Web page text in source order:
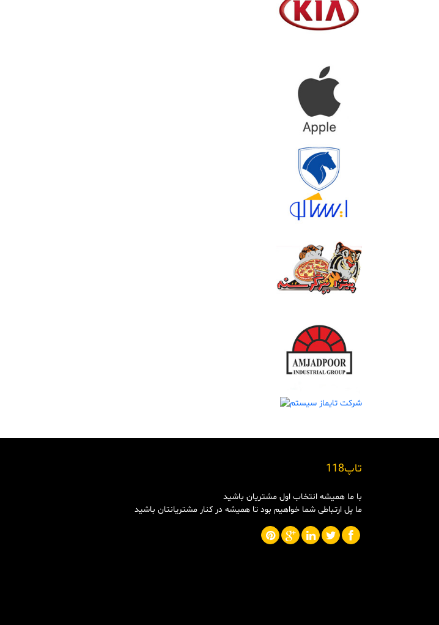
تاپ118
با ما همیشه انتخاب اول مشتریان باشید
ما پل ارتباطی شما خواهیم بود تا همیشه در کنار مشتریانتان باشید